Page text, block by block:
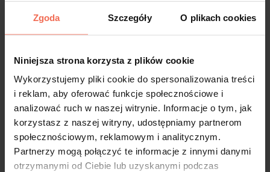
Zgoda Szczegóły O plikach cookies
Niniejsza strona korzysta z plików cookie
Wykorzystujemy pliki cookie do spersonalizowania treści
i reklam, aby oferować funkcje społecznościowe i
analizować ruch w naszej witrynie. Informacje o tym, jak
korzystasz z naszej witryny, udostępniamy partnerom
społecznościowym, reklamowym i analitycznym.
Partnerzy mogą połączyć te informacje z innymi danymi
otrzymanymi od Ciebie lub uzyskanymi podczas
DODAJ DO KOSZYKA
Próbki są produktem na zamówienie.
Produkty te nie podlegają zwrotom.